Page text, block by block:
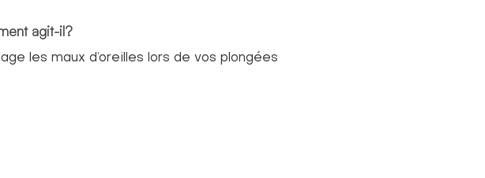
agit-il?
les maux d’oreilles lors de vos plongées